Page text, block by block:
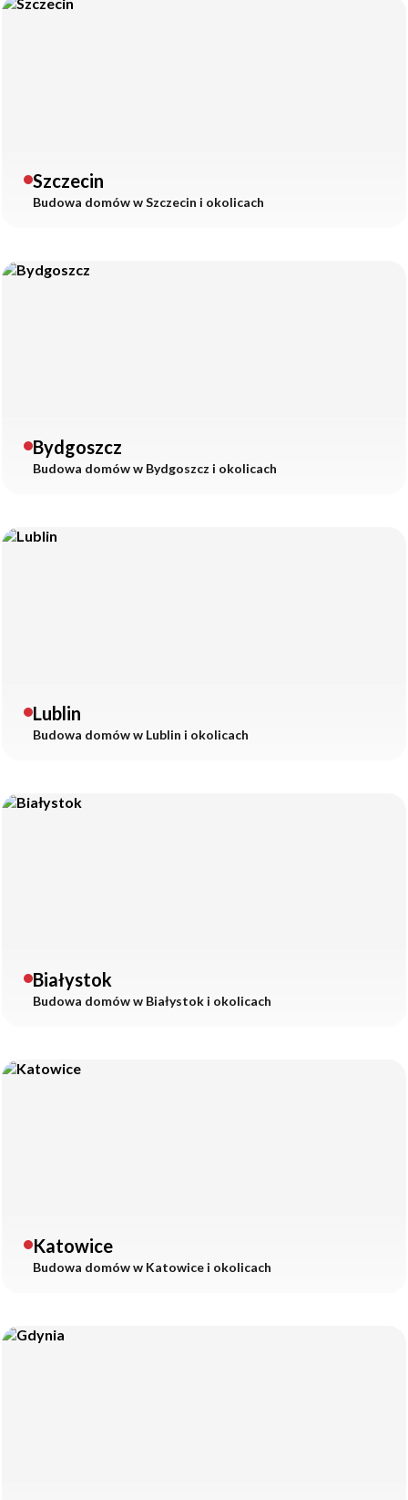
Szczecin
Budowa domów wSzczecin i okolicach
Bydgoszcz
Budowa domów w Bydgoszcz i okolicach
Lublin
Budowa domów w Lublin i okolicach
Białystok
Budowa domów w Białystok i okolicach
Katowice
Budowa domów w Katowice i okolicach